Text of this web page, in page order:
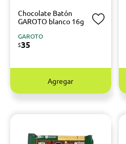
Chocolate Batón
GAROTO blanco 16g
GAROTO
$35
Agregar